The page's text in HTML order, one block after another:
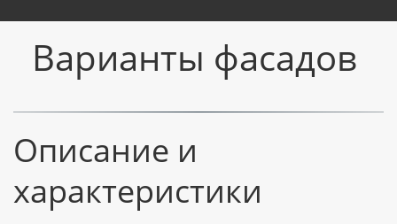
Варианты фасадов
Описание и
характеристики